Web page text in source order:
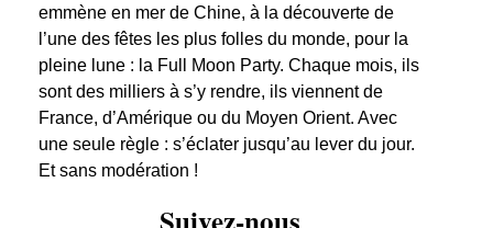
emmène en mer de Chine, à la découverte de
l’une des fêtes les plus folles du monde, pour la
pleine lune : la Full Moon Party. Chaque mois, ils
sont des milliers à s’y rendre, ils viennent de
France, d’Amérique ou du Moyen Orient. Avec
une seule règle : s’éclater jusqu’au lever du jour.
Et sans modération !